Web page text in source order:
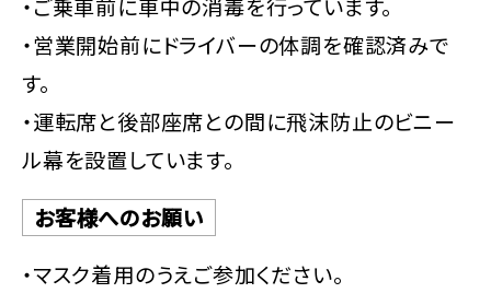
・ご乗車前に車中の消毒を行っています。
・営業開始前にドライバーの体調を確認済みで
す。
・運転席と後部座席との間に飛沫防止のビニー
ル幕を設置しています。
お客様へのお願い
・マスク着用のうえご参加ください。